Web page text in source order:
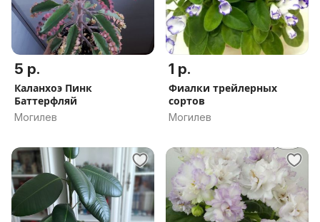
5 р.
Каланхоэ Пинк
Баттерфляй
Могилев
1 р.
Фиалки трейлерных
сортов
Могилев